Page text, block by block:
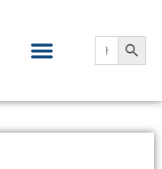
Search
for: